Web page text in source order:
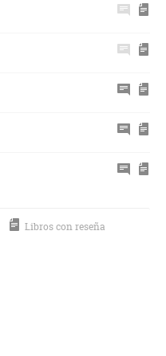
Libros con reseña